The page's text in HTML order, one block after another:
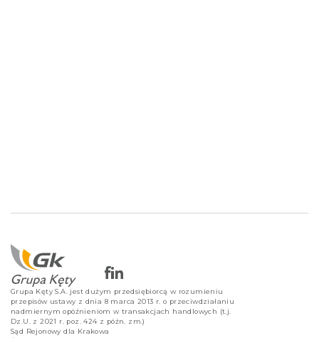
Grupa Kęty S.A. jest dużym przedsiębiorcą w rozumieniu
przepisów ustawy z dnia 8 marca 2013 r. o przeciwdziałaniu
nadmiernym opóźnieniom w transakcjach handlowych (t.j.
Dz.U. z 2021 r. poz. 424 z późn. zm.)
Sąd Rejonowy dla Krakowa